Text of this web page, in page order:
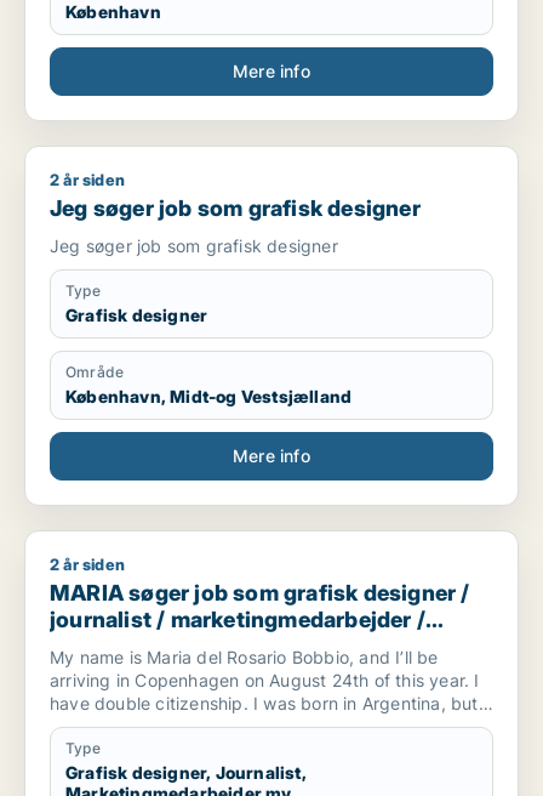
København
Mere info
Jeg søger job som grafisk designer
2 år siden
Jeg søger job som grafisk designer
Jeg søger job som grafisk designer
Type
Grafisk designer
Område
København, Midt-og Vestsjælland
Mere info
MARIA søger job som grafisk designer / journalist /
2 år siden
MARIA søger job som grafisk designer /
journalist / marketingmedarbejder /
kreativ medarbejder / administrativ
medarbejder
My name is Maria del Rosario Bobbio, and I’ll be
arriving in Copenhagen on August 24th of this year. I
have double citizenship. I was born in Argentina, but
I’m also a member of the EU since I got my Italian
Citizenship-. I’m very encouraged to apply as a
Spanish and English speaker, since I’ll be able to use
Type
Grafisk designer, Journalist,